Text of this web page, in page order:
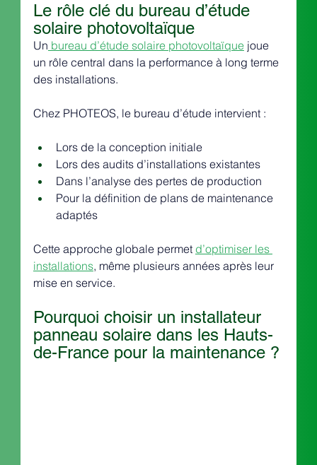
Le rôle clé du bureau d’étude
solaire photovoltaïque
Un bureau d’étude solaire photovoltaïque joue
un rôle central dans la performance à long terme
des installations.
Chez PHOTEOS, le bureau d’étude intervient :
Lors de la conception initiale
Lors des audits d’installations existantes
Dans l’analyse des pertes de production
Pour la définition de plans de maintenance
adaptés
Cette approche globale permet d’optimiser les
installations, même plusieurs années après leur
mise en service.
Pourquoi choisir un installateur
panneau solaire dans les Hauts-
de-France pour la maintenance ?